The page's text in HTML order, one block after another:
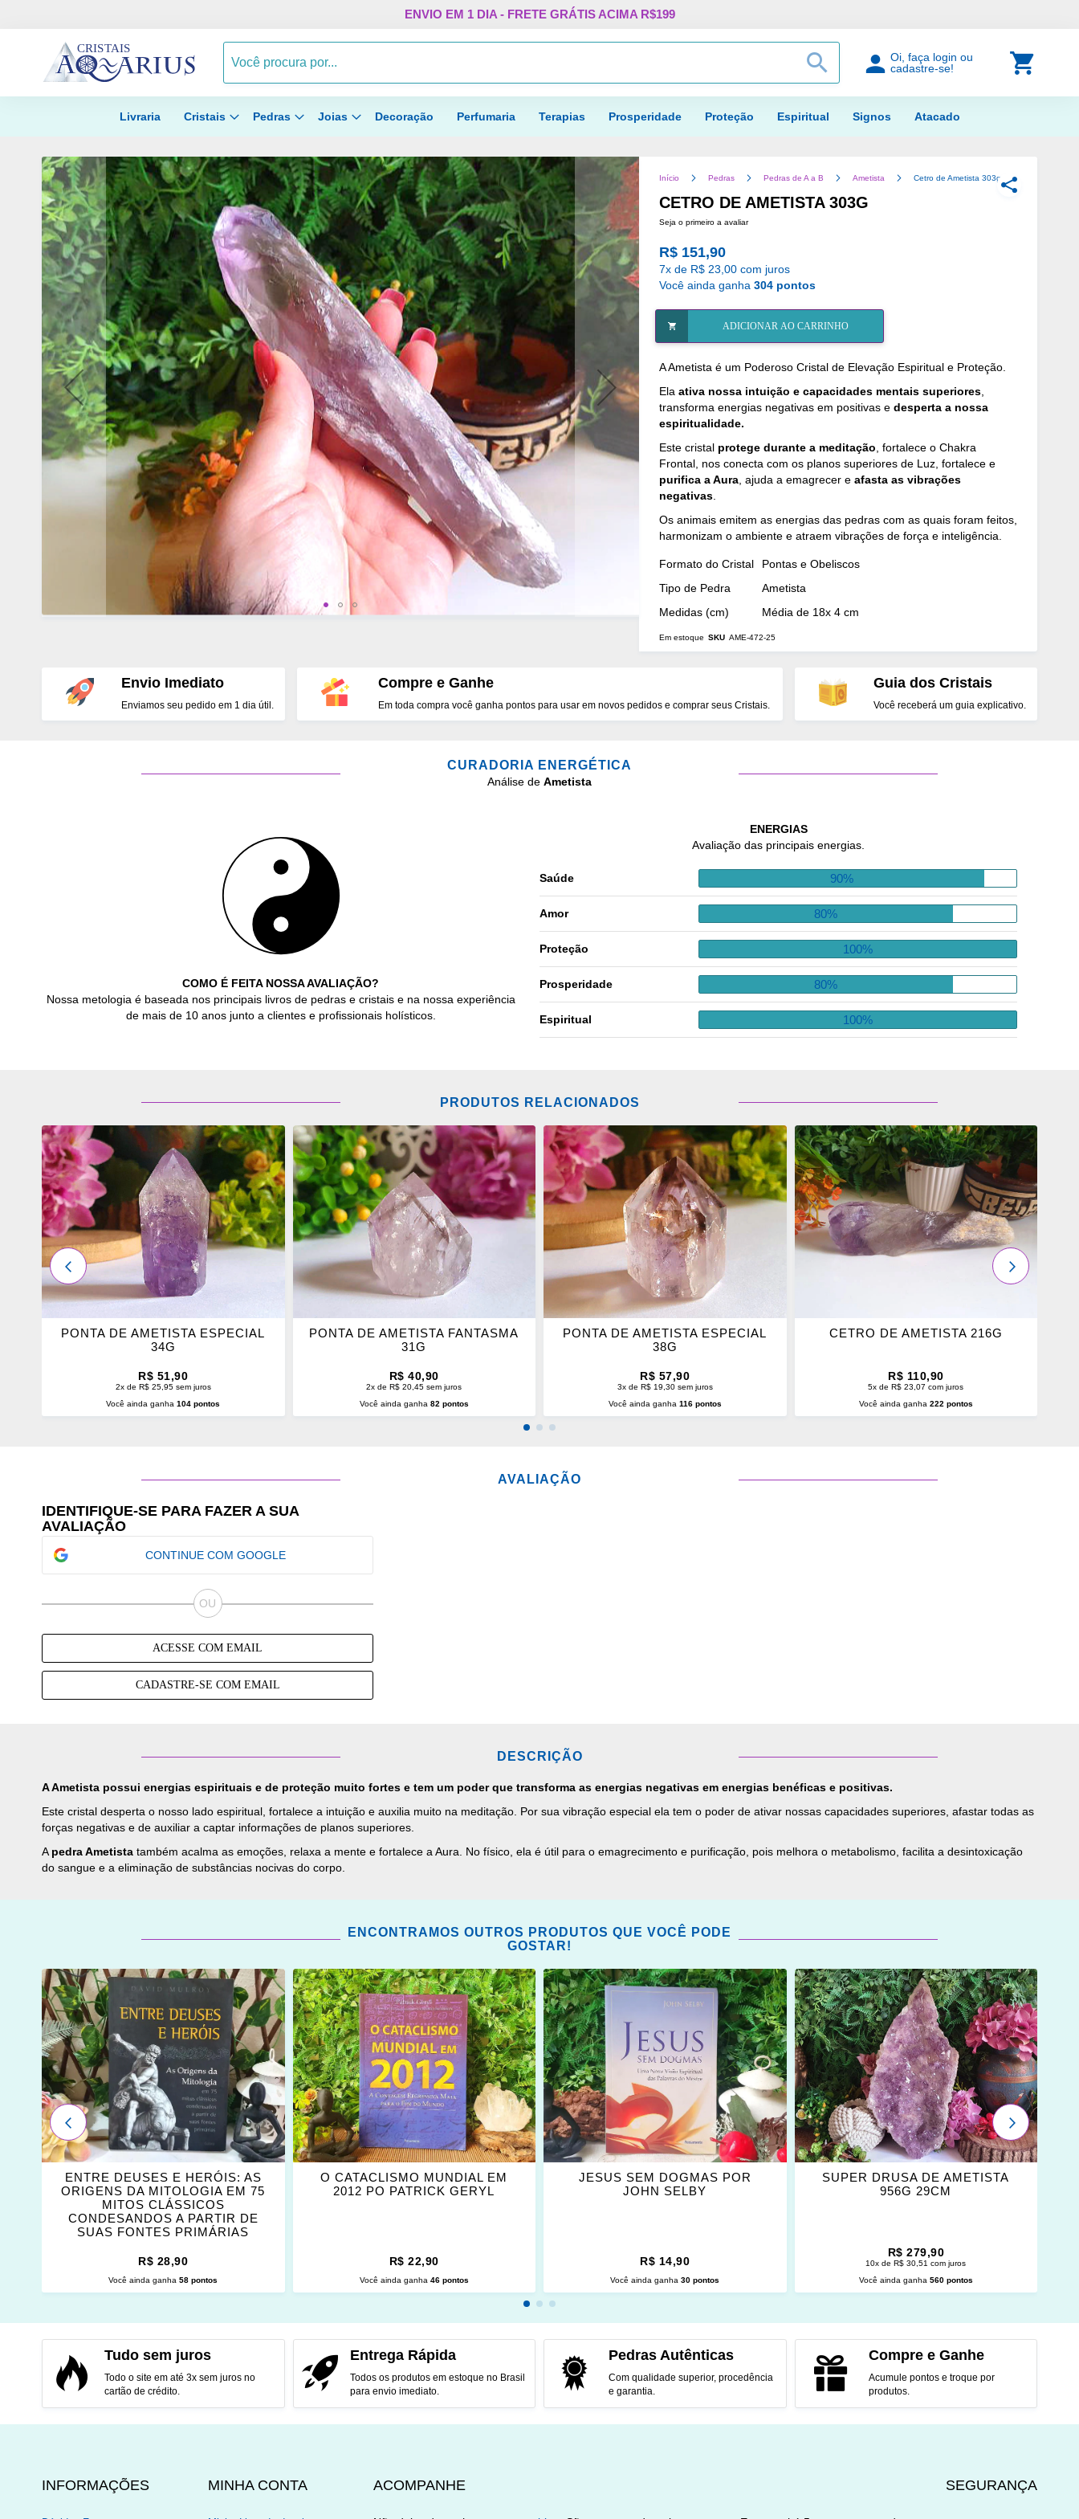
Pular
o
ENVIO EM 1 DIA - FRETE GRÁTIS ACIMA R$199
Procurar
PROCURAR
Oi, faça login ou
cadastre-se!
Livraria Cristais Pedras Joias Decoração Perfumaria Terapias Prosperidade Proteção Espiritual Signos Atacado
Início Pedras Pedras de A a B Ametista Cetro de Ametista 303g
CETRO DE AMETISTA 303G
Seja o primeiro a avaliar
R$ 151,90
7x de R$ 23,00 com juros
Você ainda ganha 304 pontos
ADICIONAR AO CARRINHO
AAmetista é um Poderoso Cristal de Elevação Espiritual e Proteção.
Ela ativa nossa intuição e capacidades mentais superiores
transforma energias negativas em positivas e desperta a nossa
espiritualidade.
Este cristal protege durante a meditação , fortalece o Chakra
Frontal, nos conecta com os planos superiores de Luz, fortalece e
purifica a Aura , ajuda a emagrecer e afasta as vibrações
negativas
Os animais emitem as energias das pedras com as quais foram feitos,
harmonizam o ambiente e atraem vibrações de força e inteligência.
Mais
Formato do Cristal
Pontas e Obeliscos
Tipo de Pedra
Ametista
Medidas (cm)
Média de 18x 4 cm
Em estoque SKU AME-472-25
Envio Imediato
Enviamos seu pedido em 1 dia útil.
Compre e Ganhe
Em toda compra você ganha pontos para usar em novos pedidos e comprar seus Cristais.
Guia dos Cristais
Você receberá um guia explicativo.
CURADORIA ENERGÉTICA
Análise de Ametista
COMO É FEITA NOSSA AVALIAÇÃO?
Nossa metologia é baseada nos principais livros de pedras e cristais e na nossa experiência
de mais de 10 anos junto a clientes e profissionais holísticos.
ENERGIAS
Avaliação das principais energias.
Saúde 90%
Amor 80%
Proteção 100%
Prosperidade 80%
Espiritual 100%
PRODUTOS RELACIONADOS
ADICIONAR
OS
FAVORITOS
PONTA DE AMETISTA ESPECIAL
34G
R$ 51,90
2x de R$ 25,95 sem juros
Você ainda ganha104 pontos
ADICIONAR
OS
FAVORITOS
PONTA DE AMETISTA FANTASMA
31G
R$ 40,90
2x de R$ 20,45 sem juros
Você ainda ganha 82 pontos
ADICIONAR
OS
FAVORITOS
PONTA DE AMETISTA ESPECIAL
38G
R$ 57,90
3x de R$ 19,30 sem juros
Você ainda ganha 116 pontos
ADICIONAR
OS
FAVORITOS
CETRO DE AMETISTA 216G
R$ 110,90
5x de R$ 23,07 com juros
Você ainda ganha 222 pontos
PRÓXIMO
ANTERIOR
AVALIAÇÃO
IDENTIFIQUE-SE PARA FAZER A SUA
AVALIAÇÃO
CONTINUE COM GOOGLE
ACESSE COM EMAIL
CADASTRE-SE COM EMAIL
DESCRIÇÃO
AAmetista possui energias espirituais e de proteção muito fortes e tem um poder que transforma as energias negativas em energias benéficas e positivas.
Este cristal desperta o nosso lado espiritual, fortalece a intuição e auxilia muito na meditação. Por sua vibração especial ela tem o poder de ativar nossas capacidades superiores, afastar todas as
forças negativas e de auxiliar a captar informações de planos superiores.
Apedra Ametista também acalma as emoções, relaxa a mente e fortalece a Aura. No físico, ela é útil para o emagrecimento e purificação, pois melhora o metabolismo, facilita a desintoxicação
do sangue e a eliminação de substâncias nocivas do corpo.
ENCONTRAMOS OUTROS PRODUTOS QUE VOCÊ PODE
GOSTAR!
ADICIONAR
OS
FAVORITOS
ENTRE DEUSES E HERÓIS: AS
ORIGENS DA MITOLOGIA EM 75
MITOS CLÁSSICOS
CONDESANDOS A PARTIR DE
SUAS FONTES PRIMÁRIAS
R$ 28,90
Você ainda ganha58 pontos
ADICIONAR
OS
FAVORITOS
O CATACLISMO MUNDIAL EM
2012 PO PATRICK GERYL
R$ 22,90
Você ainda ganha 46 pontos
ADICIONAR
OS
FAVORITOS
JESUS SEM DOGMAS POR
JOHN SELBY
R$ 14,90
Você ainda ganha30 pontos
ADICIONAR
OS
FAVORITOS
SUPER DRUSA DE AMETISTA
956G 29CM
R$ 279,90
10x de R$ 30,51 com juros
Você ainda ganha 560 pontos
PRÓXIMO
ANTERIOR
Tudo sem juros
Todo o site em até 3x sem juros no
cartão de crédito.
Entrega Rápida
Todos os produtos em estoque no Brasil
para envio imediato.
Pedras Autênticas
Com qualidade superior, procedência
e garantia.
Compre e Ganhe
Acumule pontos e troque por
produtos.
INFORMAÇÕES MINHA CONTA SEGURANÇA
ACOMPANHE